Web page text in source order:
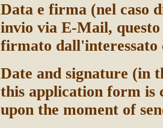
Data e firma (nel caso
invio via E-Mail,
firmato
Date and signature (in
this application form is
upon the moment of